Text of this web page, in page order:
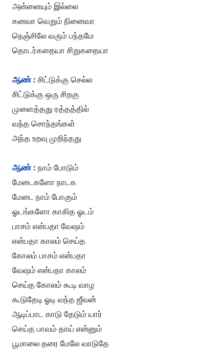
அன்னையும் இல்லை
கனவா வெறும் நினைவா
நெஞ்சிலே வரும் பந்தமே
தொடர்கதையா சிறுகதையா
ஆண் : சிட்டுக்கு செல்ல
சிட்டுக்கு ஒரு சிறகு
முளைத்தது ரத்தத்தில்
வந்த சொந்தங்கள்
அந்த உறவு முறிந்தது
ஆண் : நாம் போடும்
மேடைகளோ நாடக
மேடை நாம் போகும்
ஓடங்களோ காகித ஓடம்
பாசம் என்பதா வேஷம்
என்பதா காலம் செய்த
கோலம் பாசம் என்பதா
வேஷம் என்பதா காலம்
செய்த கோலம் கூடி வாழ
கூடுதேடி ஓடி வந்த ஜீவன்
ஆடிப்பாட காடு தேடும் யார்
செய்த பாவம் தாய் என்னும்
பூமாலை தரை மேலே வாடுதே